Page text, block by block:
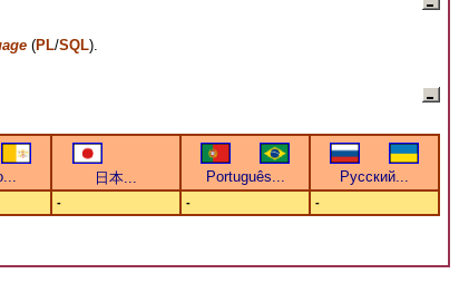
(PL/SQL).
- - -